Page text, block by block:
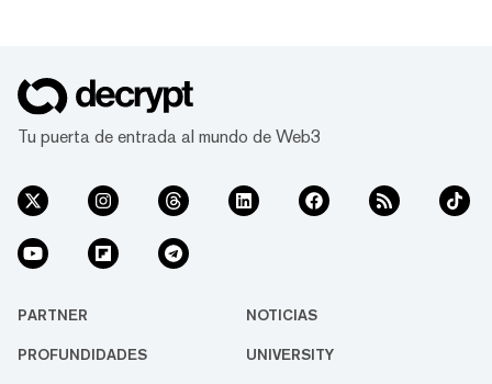
Tu puerta de entrada al mundo de Web3
PARTNER NOTICIAS
PROFUNDIDADES UNIVERSITY